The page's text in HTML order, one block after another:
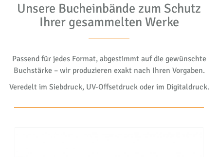
Unsere Bucheinbände zum Schutz
Ihrer gesammelten Werke
Passend für jedes Format, abgestimmt auf die gewünschte
Buchstärke – wir produzieren exakt nach Ihren Vorgaben.
Veredelt im Siebdruck, UV-Offsetdruck oder im Digitaldruck.